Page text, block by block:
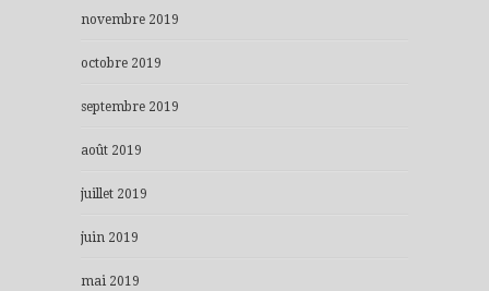
novembre 2019
octobre 2019
septembre 2019
août 2019
juillet 2019
juin 2019
mai 2019